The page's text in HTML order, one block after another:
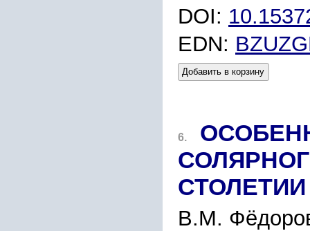
DOI:
EDN:
Добавить в корзину
6.
СТОЛЕТИИ
В.М.